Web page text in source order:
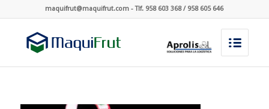
maquifrut@maquifrut.com - Tlf. 958 603 368 / 958 605 646